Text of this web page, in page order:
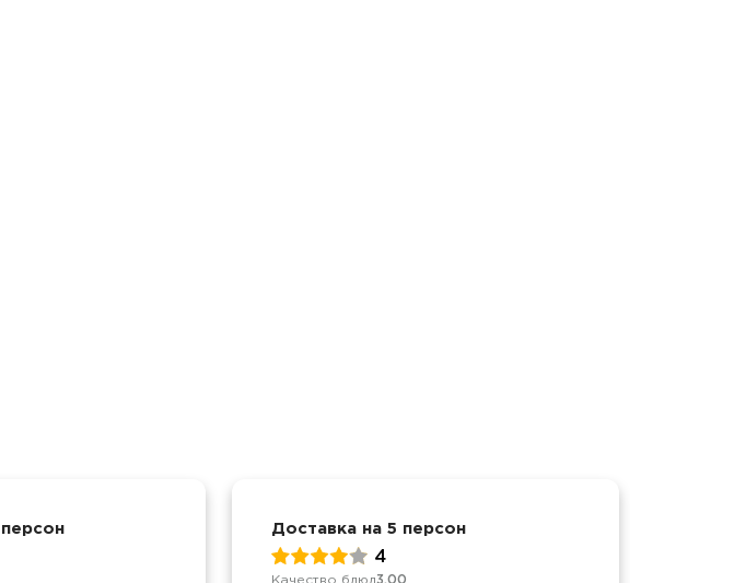
Доставка на 5 персон
4
Качество блюд3.00